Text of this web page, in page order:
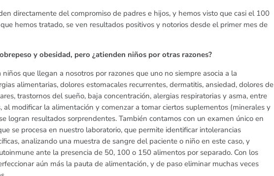
directamente del compromiso de padres e hijos, y hemos visto que casi el 100
hemos tratado, se ven resultados positivos y notorios desde el primer mes de
y obesidad, pero ¿atienden niños por otras razones?
que llegan a nosotros por razones que uno no siempre asocia a la
alimentarias, dolores estomacales recurrentes, dermatitis, ansiedad, dolores de
trastornos del sueño, baja concentración, alergias respiratorias y asma, entre
al modificar la alimentación y comenzar a tomar ciertos suplementos (minerales y
logran resultados sorprendentes. También contamos con un examen único en
se procesa en nuestro laboratorio, que permite identificar intolerancias
analizando una muestra de sangre del paciente o niño en este caso, y
ante la presencia de 50, 100 o 150 alimentos por separado. Con los
aún más la pauta de alimentación, y de paso eliminar muchas veces